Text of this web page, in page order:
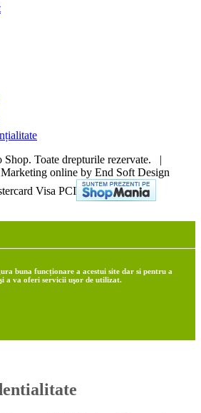
Toate drepturile rezervate. |
online by End Soft Design
buna funcționare a acestui site dar si pentru a
a va oferi servicii uşor de utilizat.